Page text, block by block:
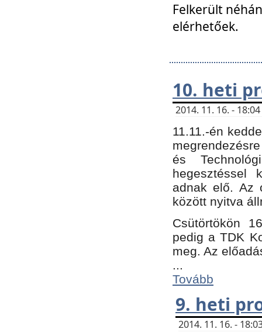
Felkerült
elérhetőek.
10. heti
2014. 11. 16. -
11.11.-én
és
hegesztéssel
adnak elő. Az
között nyitva
Csütörtökön
pedig a TDK
meg. Az
...
Tovább
9. heti
2014. 11. 16. -